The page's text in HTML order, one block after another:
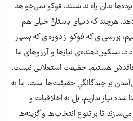
بدان راه نداشتند. فوکو نمی‌خواهد
هرچند که دنیای باستانْ خیلی هم
بررسی‌ای که فوکو از دوره‌ای که بسیار
تسکین‌دهنده‌ی نیازها و آرزوهای ما
هستیم، حقیقتِ استعلایی نیست،
بر چندگانگیِ حقیقت‌ها است. ما به
نیاز نداریم، بل به اخلاقیات و
تا بر تنوعِ انتخاب‌ها و گزینه‌ها